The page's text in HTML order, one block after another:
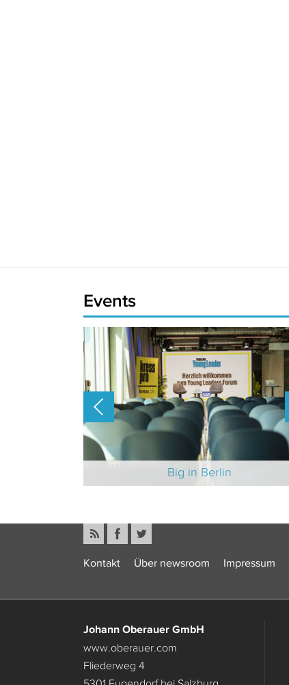
Events
Big in Berlin
Kontakt Über newsroom Impressum
Johann Oberauer GmbH
www.oberauer.com
Fliederweg 4